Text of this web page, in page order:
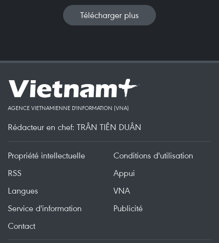
Télécharger plus
AGENCE VIETNAMIENNE D'INFORMATION (VNA)
Rédacteur en chef: TRÂN TIÊN DUÂN
Propriété intellectuelle
Conditions d'utilisation
RSS
Appui
Langues
VNA
Service d'information
Publicité
Contact